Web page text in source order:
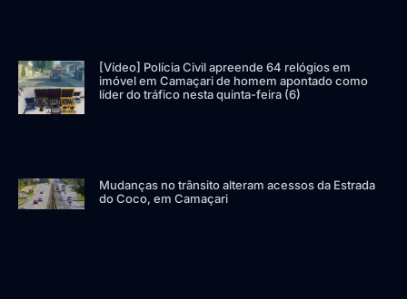
[Vídeo] Polícia Civil apreende 64 relógios em
imóvel em Camaçari de homem apontado como
líder do tráfico nesta quinta-feira (6)
Mudanças no trânsito alteram acessos da Estrada
do Coco, em Camaçari